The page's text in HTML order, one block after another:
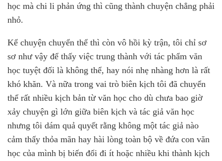
học mà chi li phản ứng thì cũng thành chuyện chẳng phải
nhỏ.
Kể chuyện chuyển thể thì còn vô hồi kỳ trận, tôi chỉ sơ
sơ như vậy để thấy việc trung thành với tác phẩm văn
học tuyệt đối là không thể, hay nói nhẹ nhàng hơn là rất
khó khăn. Và nữa trong vai trò biên kịch tôi đã chuyển
thể rất nhiều kịch bản từ văn học cho dù chưa bao giờ
xảy chuyện gì lớn giữa biên kịch và tác giả văn học
nhưng tôi dám quả quyết rằng không một tác giả nào
cảm thấy thỏa mãn hay hài lòng toàn bộ về đứa con văn
học của mình bị biến đổi đi ít hoặc nhiều khi thành kịch